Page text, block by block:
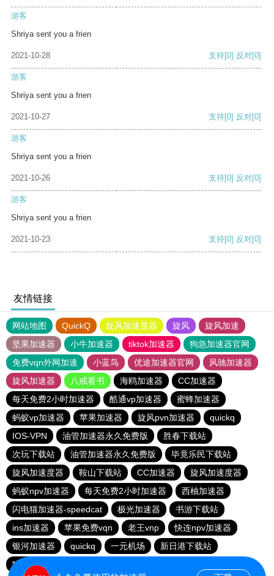
游客
Shriya sent you a frien
2021-10-28 支持[0] 反对[0]
游客
Shriya sent you a frien
2021-10-27 支持[0] 反对[0]
游客
Shriya sent you a frien
2021-10-26 支持[0] 反对[0]
游客
Shriya sent you a frien
2021-10-23 支持[0] 反对[0]
友情链接
网站地图 QuickQ 旋风加速度器 旋风
旋风加速
坚果加速器
小牛加速器 tiktok加速器
狗急加速器官网
免费vqn外网加速
小蓝鸟 优途加速器官网
风驰加速器
旋风加速器
八戒看书 海鸥加速器
CC加速器
每天免费2小时加速器
酷通vp加速器
蜜蜂加速器
蚂蚁vp加速器
苹果加速器 旋风pvn加速器
quickq
IOS-VPN
油管加速器永久免费版
胜春下载站
次玩下载站
油管加速器永久免费版
毕竟乐民下载站
旋风加速度器
鞍山下载站 CC加速器
旋风加速度器
蚂蚁npv加速器
每天免费2小时加速器
西柚加速器
闪电猫加速器-speedcat
极光加速器
书游下载站
ins加速器
苹果免费vqn 老王vnp
快连npv加速器
银河加速器
quickq 一元机场
新日港下载站
猎豹加速器